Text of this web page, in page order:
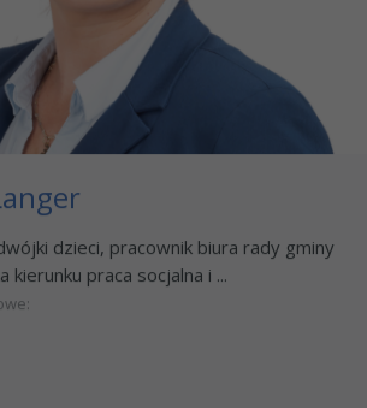
dzieci, pracownik biura rady gminy
kierunku praca socjalna i ...